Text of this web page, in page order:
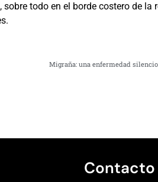
todo en el borde costero de la
Migraña: una enfermedad
Contacto